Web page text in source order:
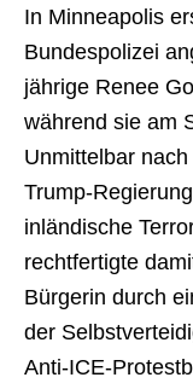
In Minneapolis
Bundespolizei
jährige Renee
während sie am
Unmittelbar
Trump-
inländische
rechtfertigte
Bürgerin durch
der
Anti-ICE-